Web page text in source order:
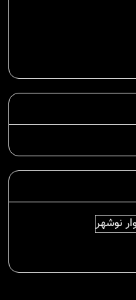
نوشهر